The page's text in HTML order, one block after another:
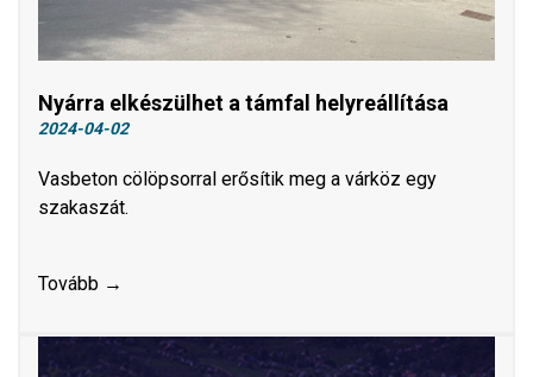
Nyárra elkészülhet a támfal helyreállítása
2024-04-02
Vasbeton cölöpsorral erősítik meg a várköz egy
szakaszát.
Tovább →